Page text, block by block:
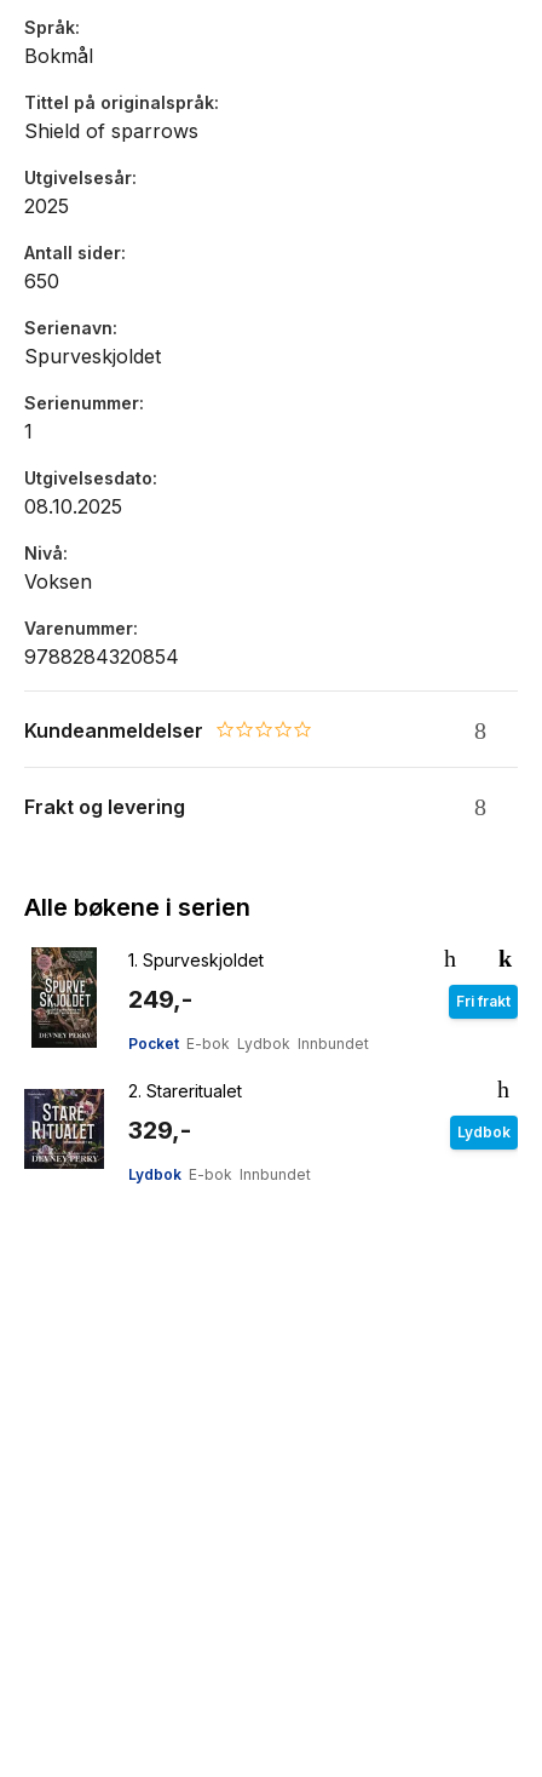
Språk
Bokmål
Tittel på originalspråk
Shield of sparrows
Utgivelsesår
2025
Antall sider
650
Serienavn
Spurveskjoldet
Serienummer
1
Utgivelsesdato
08.10.2025
Nivå
Voksen
Varenummer
9788284320854
Kundeanmeldelser 0.0 star rating
Frakt og levering
Alle bøkene i serien
1. Spurveskjoldet
249,- Fri frakt
Pocket E-bok Lydbok Innbundet
2. Stareritualet
329,- Lydbok
Lydbok E-bok Innbundet